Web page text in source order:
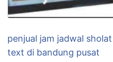
penjual jam jadwal
text di bandung pusat